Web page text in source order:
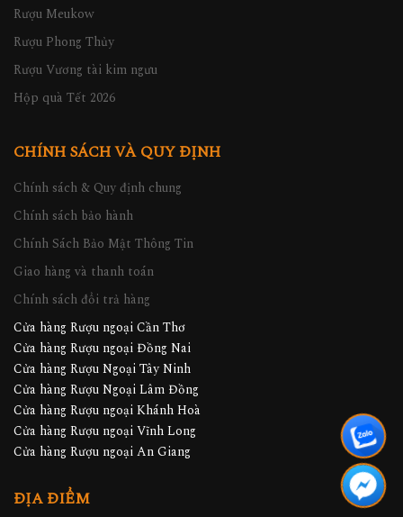
Rượu Meukow
Rượu Phong Thủy
Rượu Vương tài kim ngưu
Hộp quà Tết 2026
CHÍNH SÁCH VÀ QUY ĐỊNH
Chính sách & Quy định chung
Chính sách bảo hành
Chính Sách Bảo Mật Thông Tin
Giao hàng và thanh toán
Chính sách đổi trả hàng
Cửa hàng Rượu ngoại Cần Thơ
Cửa hàng Rượu ngoại Đồng Nai
Cửa hàng Rượu Ngoại Tây Ninh
Cửa hàng Rượu Ngoại Lâm Đồng
Cửa hàng Rượu ngoại Khánh Hoà
Cửa hàng Rượu ngoại Vĩnh Long
Cửa hàng Rượu ngoại An Giang
ĐỊA ĐIỂM